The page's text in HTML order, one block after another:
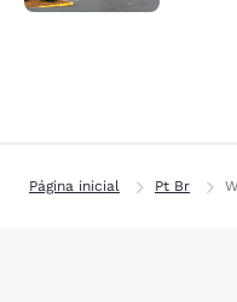
Página inicial Pt Br